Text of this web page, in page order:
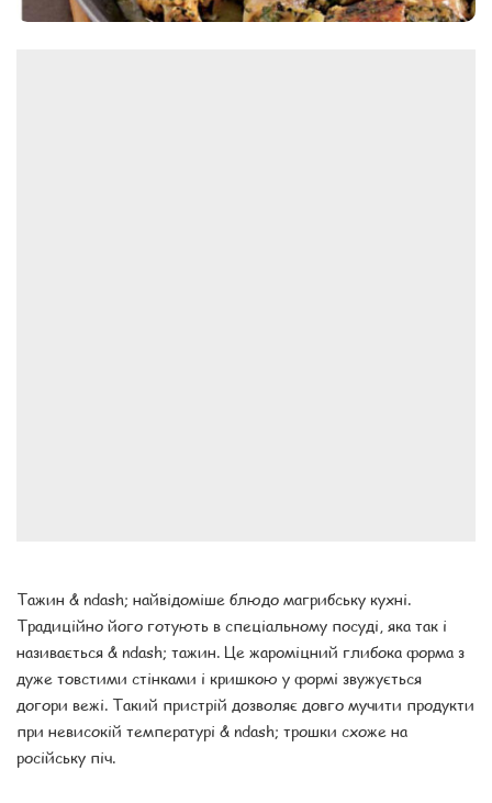
Тажин & ndash; найвідоміше блюдо магрибську кухні.
Традиційно його готують в спеціальному посуді, яка так і
називається & ndash; тажин. Це жароміцний глибока форма з
дуже товстими стінками і кришкою у формі звужується
догори вежі. Такий пристрій дозволяє довго мучити продукти
при невисокій температурі & ndash; трошки схоже на
російську піч.